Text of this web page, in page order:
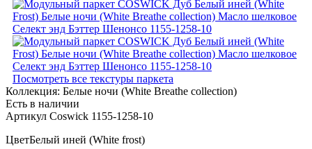
Посмотреть все текстуры паркета
Коллекция: Белые ночи (White Breathe collection)
Есть в наличии
Артикул Coswick 1155-1258-10
ЦветБелый иней (White frost)